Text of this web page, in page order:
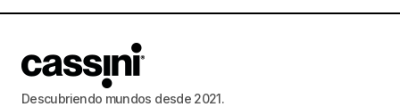
Descubriendo mundos desde 2021.